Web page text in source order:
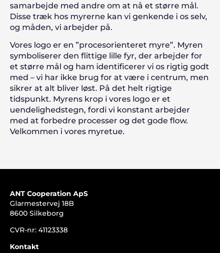
samarbejde med andre om at nå et større mål.
Disse træk hos myrerne kan vi genkende i os selv,
og måden, vi arbejder på.
Vores logo er en ”procesorienteret myre”. Myren
symboliserer den flittige lille fyr, der arbejder for
et større mål og ham identificerer vi os rigtig godt
med – vi har ikke brug for at være i centrum, men
sikrer at alt bliver løst. På det helt rigtige
tidspunkt. Myrens krop i vores logo er et
uendelighedstegn, fordi vi konstant arbejder
med at forbedre processer og det gode flow.
Velkommen i vores myretue.
ANT Cooperation ApS
Glarmestervej 18B
8600 Silkeborg
CVR-nr: 41123338
Kontakt